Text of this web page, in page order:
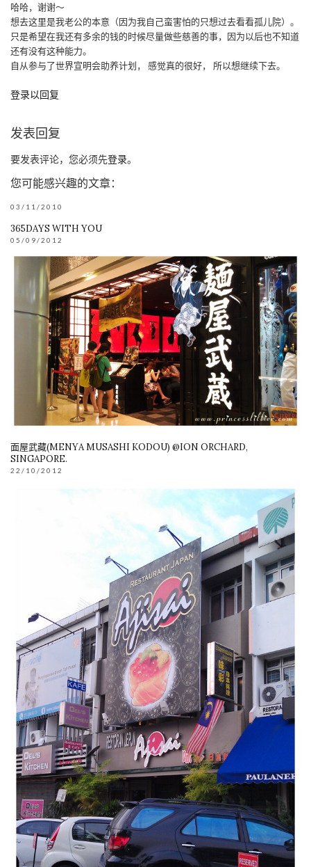
哈哈，谢谢～
想去这里是我老公的本意（因为我自己蛮害怕的只想过去看看孤儿院）。
只是希望在我还有多余的钱的时候尽量做些慈善的事，因为以后也不知道
还有没有这种能力。
自从参与了世界宣明会助养计划， 感觉真的很好， 所以想继续下去。
登录以回复
发表回复
要发表评论，您必须先登录。
您可能感兴趣的文章：
03/11/2010
365DAYS WITH YOU
05/09/2012
面屋武藏(MENYA MUSASHI KODOU) @ION ORCHARD,
SINGAPORE.
22/10/2012